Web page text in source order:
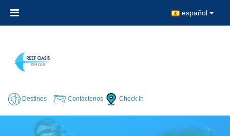
español
Destinos Contáctenos Check In